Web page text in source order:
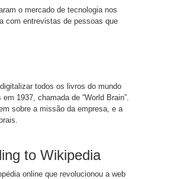
o mercado de tecnologia nos
com entrevistas de pessoas que
todos os livros do mundo
1937, chamada de “World Brain”.
sobre a missão da empresa, e a
to Wikipedia
online que revolucionou a web